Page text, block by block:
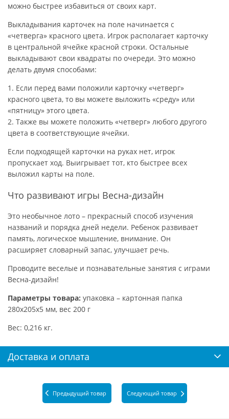
можно быстрее избавиться от своих карт.
Выкладывания карточек на поле начинается с
«четверга» красного цвета. Игрок располагает карточку
в центральной ячейке красной строки. Остальные
выкладывают свои квадраты по очереди. Это можно
делать двумя способами:
1. Если перед вами положили карточку «четверг»
красного цвета, то вы можете выложить «среду» или
«пятницу» этого цвета.
2. Также вы можете положить «четверг» любого другого
цвета в соответствующие ячейки.
Если подходящей карточки на руках нет, игрок
пропускает ход. Выигрывает тот, кто быстрее всех
выложил карты на поле.
Что развивают игры Весна-дизайн
Это необычное лото – прекрасный способ изучения
названий и порядка дней недели. Ребенок развивает
память, логическое мышление, внимание. Он
расширяет словарный запас, улучшает речь.
Проводите веселые и познавательные занятия с играми
Весна-дизайн!
Параметры товара: упаковка – картонная папка
280х205х5 мм, вес 200 г
Вес: 0,216 кг.
Доставка и оплата
Предыдущий товар Следующий товар